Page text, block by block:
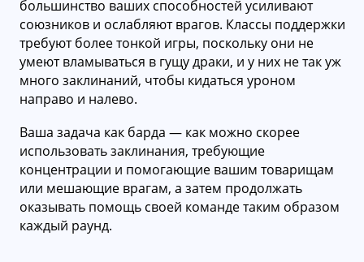
большинство ваших способностей усиливают
союзников и ослабляют врагов. Классы поддержки
требуют более тонкой игры, поскольку они не
умеют вламываться в гущу драки, и у них не так уж
много заклинаний, чтобы кидаться уроном
направо и налево.
Ваша задача как барда — как можно скорее
использовать заклинания, требующие
концентрации и помогающие вашим товарищам
или мешающие врагам, а затем продолжать
оказывать помощь своей команде таким образом
каждый раунд.